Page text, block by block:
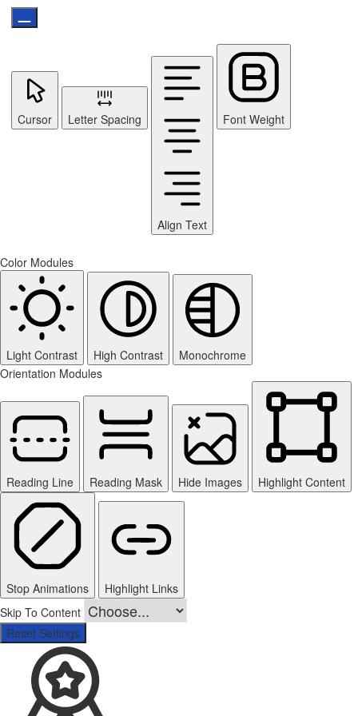
Cursor Letter Spacing
Align Text
Font Weight
Color Modules
Light Contrast High Contrast
Monochrome
Orientation Modules
Reading Line Reading Mask Hide Images Highlight Content
Stop Animations
Highlight Links
Skip To Content
Reset Settings